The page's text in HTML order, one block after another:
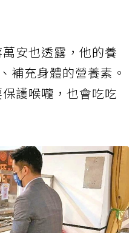
安也透露，他的養
補充身體的營養素。
護喉嚨，也會吃吃